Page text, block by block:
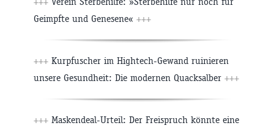
Geimpfte und Genesene« +++
+++ Kurpfuscher im Hightech-Gewand ruinieren
unsere Gesundheit: Die modernen Quacksalber +++
+++ Maskendeal-Urteil: Der Freispruch könnte eine